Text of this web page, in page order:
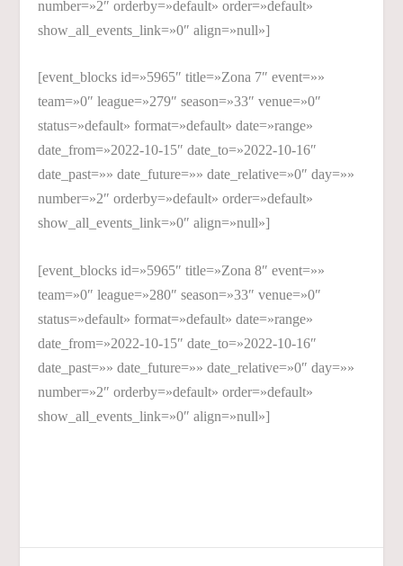
number=»2″ orderby=»default» order=»default»
show_all_events_link=»0″ align=»null»]
[event_blocks id=»5965″ title=»Zona 7″ event=»»
team=»0″ league=»279″ season=»33″ venue=»0″
status=»default» format=»default» date=»range»
date_from=»2022-10-15″ date_to=»2022-10-16″
date_past=»» date_future=»» date_relative=»0″ day=»»
number=»2″ orderby=»default» order=»default»
show_all_events_link=»0″ align=»null»]
[event_blocks id=»5965″ title=»Zona 8″ event=»»
team=»0″ league=»280″ season=»33″ venue=»0″
status=»default» format=»default» date=»range»
date_from=»2022-10-15″ date_to=»2022-10-16″
date_past=»» date_future=»» date_relative=»0″ day=»»
number=»2″ orderby=»default» order=»default»
show_all_events_link=»0″ align=»null»]